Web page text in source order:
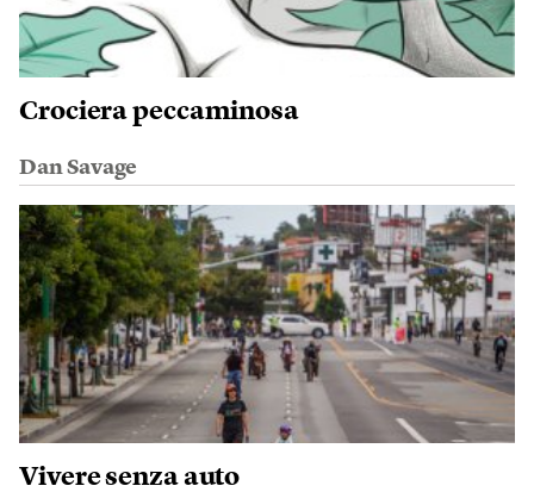
Crociera peccaminosa
Dan Savage
Vivere senza auto